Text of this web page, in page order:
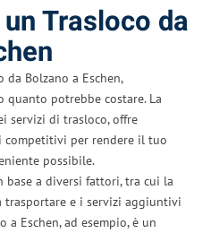
Trasloco da
Bolzano a Eschen,
quanto potrebbe costare. La
servizi di trasloco, offre
competitivi per rendere il tuo
possibile.
a diversi fattori, tra cui la
e i servizi aggiuntivi
a Eschen, ad esempio, è un